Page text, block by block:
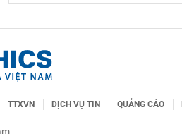
TTXVN DỊCH VỤ TIN QUẢNG CÁO